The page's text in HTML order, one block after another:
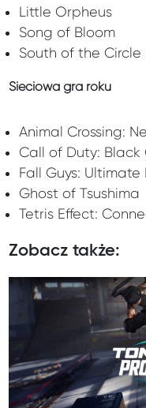
Little Orpheus
Song of Bloom
South of the Circle
Sieciowa gra roku
Animal Crossing:
Call of Duty:
Fall Guys: Ultimate
Ghost of Tsushima
Tetris Effect:
Zobacz także: